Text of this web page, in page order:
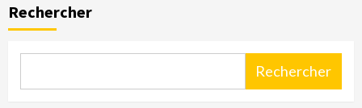
Rechercher
Rechercher